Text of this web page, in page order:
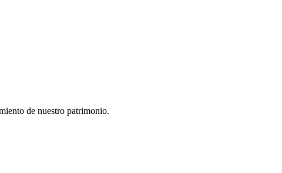
de nuestro patrimonio.